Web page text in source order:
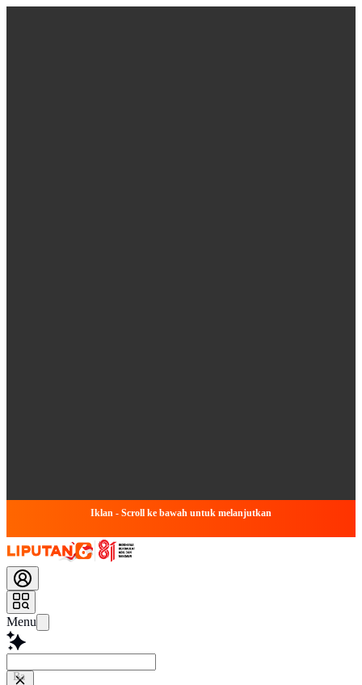
Iklan - Scroll ke bawah untuk melanjutkan
Menu
Baca lebih cepat